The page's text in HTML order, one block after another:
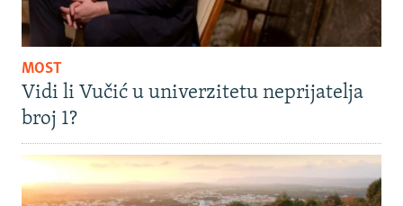
MOST
Vidi li Vučić u univerzitetu neprijatelja
broj 1?